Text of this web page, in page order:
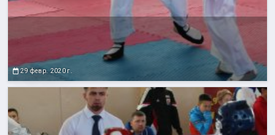
29 февр. 2020 г.